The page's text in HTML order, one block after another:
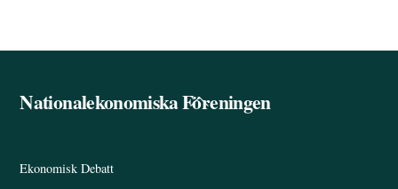
Back
Nationalekonomiska Föreningen
Ekonomisk Debatt